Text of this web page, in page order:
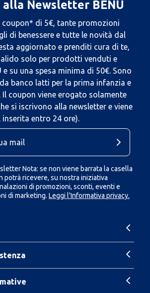
Newsletter BENU
coupon* di 5€, tante promozioni
di benessere e tutte le novità dal
aggiornato e prenditi cura di te,
solo per prodotti venduti e
e su una spesa minima di 50€. Sono
banco latti per la prima infanzia e
Il coupon viene erogato solamente
si iscrivono alla newsletter e viene
entro 24 ore).
Nota: se non viene barrata la casella
potrà ricevere, su nostra iniziativa
di promozioni, sconti, eventi e
di marketing. Leggi l'Informativa privacy.